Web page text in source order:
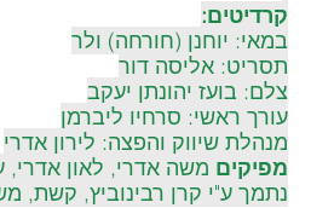
קרדיטים:
במאי: יוחנן (חורחה) ולר
תסריט: אליסה דור
צלם: בועז יהונתן יעקב
עורך ראשי: סרחיו ליברמן
מנהלת שיווק והפצה: לירון אדרי
מפיקים משה אדרי, לאון אדרי,
נתמך ע"י קרן רבינוביץ, קשת,